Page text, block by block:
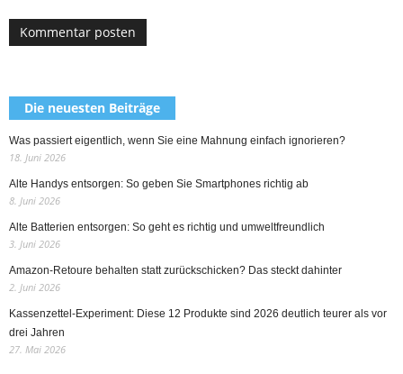
Die neuesten Beiträge
Was passiert eigentlich, wenn Sie eine Mahnung einfach ignorieren?
18. Juni 2026
Alte Handys entsorgen: So geben Sie Smartphones richtig ab
8. Juni 2026
Alte Batterien entsorgen: So geht es richtig und umweltfreundlich
3. Juni 2026
Amazon-Retoure behalten statt zurückschicken? Das steckt dahinter
2. Juni 2026
Kassenzettel-Experiment: Diese 12 Produkte sind 2026 deutlich teurer als vor
drei Jahren
27. Mai 2026